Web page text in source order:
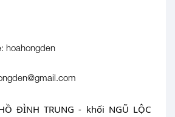
hoahongden
ĐÌNH TRUNG - khối NGŨ LỘC